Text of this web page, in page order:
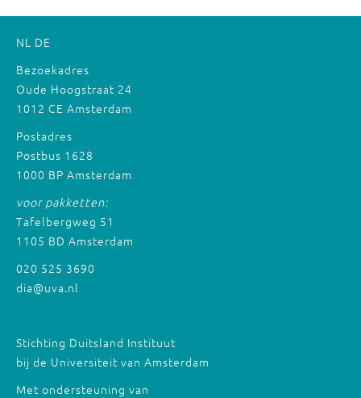
NL DE
Bezoekadres
Oude Hoogstraat 24
1012 CE Amsterdam
Postadres
Postbus 1628
1000 BP Amsterdam
voor pakketten:
Tafelbergweg 51
1105 BD Amsterdam
020 525 3690
dia@uva.nl
Stichting Duitsland Instituut
bij de Universiteit van Amsterdam
Met ondersteuning van